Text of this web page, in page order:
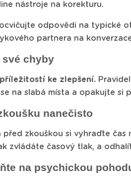
nástroje na korekturu.
odpovědi na typické
partnera na
své chyby
příležitostí ke zlepšení.
na slabá místa a opakujte si
nanečisto
před zkouškou si vyhraďte čas
zvládáte časový tlak, a
na psychickou